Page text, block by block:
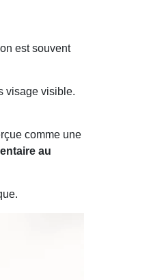
est souvent
visage visible.
comme une
au